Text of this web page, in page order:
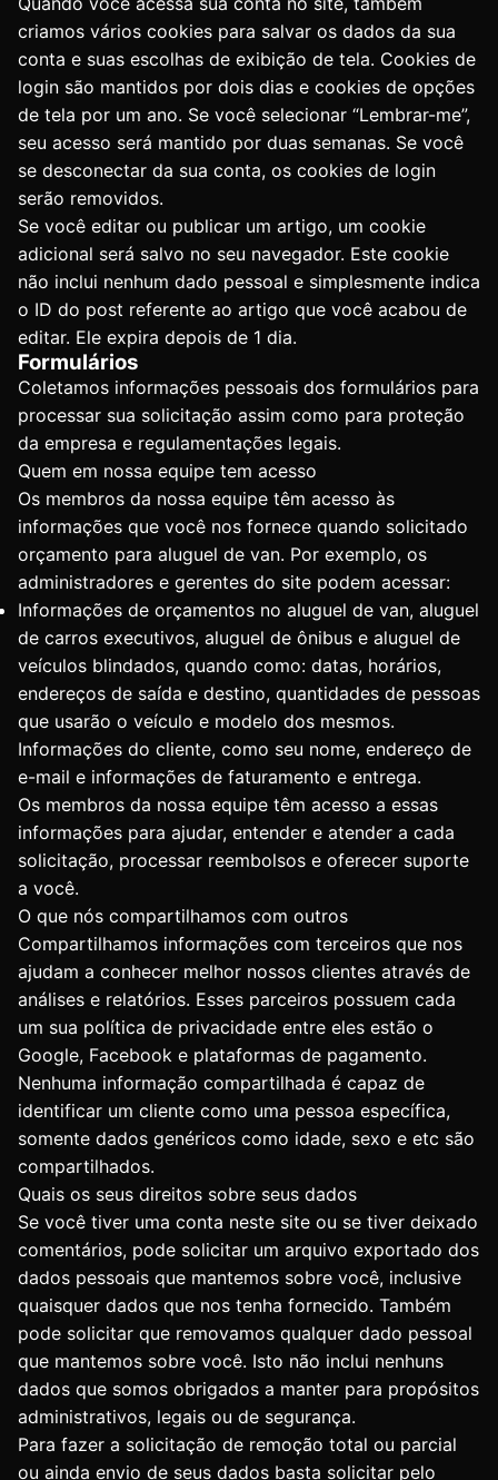
criamos vários cookies para salvar os dados da sua
conta e suas escolhas de exibição de tela. Cookies de
login são mantidos por dois dias e cookies de opções
de tela por um ano. Se você selecionar “Lembrar-me”,
seu acesso será mantido por duas semanas. Se você
se desconectar da sua conta, os cookies de login
serão removidos.
Se você editar ou publicar um artigo, um cookie
adicional será salvo no seu navegador. Este cookie
não inclui nenhum dado pessoal e simplesmente indica
o ID do post referente ao artigo que você acabou de
editar. Ele expira depois de 1 dia.
Formulários
Coletamos informações pessoais dos formulários para
processar sua solicitação assim como para proteção
da empresa e regulamentações legais.
Quem em nossa equipe tem acesso
Os membros da nossa equipe têm acesso às
informações que você nos fornece quando solicitado
orçamento para aluguel de van. Por exemplo, os
administradores e gerentes do site podem acessar:
Informações de orçamentos no aluguel de van, aluguel
de carros executivos, aluguel de ônibus e aluguel de
veículos blindados, quando como: datas, horários,
endereços de saída e destino, quantidades de pessoas
que usarão o veículo e modelo dos mesmos.
Informações do cliente, como seu nome, endereço de
e-mail e informações de faturamento e entrega.
Os membros da nossa equipe têm acesso a essas
informações para ajudar, entender e atender a cada
solicitação, processar reembolsos e oferecer suporte
a você.
O que nós compartilhamos com outros
Compartilhamos informações com terceiros que nos
ajudam a conhecer melhor nossos clientes através de
análises e relatórios. Esses parceiros possuem cada
um sua política de privacidade entre eles estão o
Google, Facebook e plataformas de pagamento.
Nenhuma informação compartilhada é capaz de
identificar um cliente como uma pessoa específica,
somente dados genéricos como idade, sexo e etc são
compartilhados.
Quais os seus direitos sobre seus dados
Se você tiver uma conta neste site ou se tiver deixado
comentários, pode solicitar um arquivo exportado dos
dados pessoais que mantemos sobre você, inclusive
quaisquer dados que nos tenha fornecido. Também
pode solicitar que removamos qualquer dado pessoal
que mantemos sobre você. Isto não inclui nenhuns
dados que somos obrigados a manter para propósitos
administrativos, legais ou de segurança.
Para fazer a solicitação de remoção total ou parcial
ou ainda envio de seus dados basta solicitar pelo